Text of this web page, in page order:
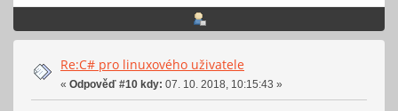
Re:C# pro linuxového uživatele
« Odpověď #10 kdy: 07. 10. 2018, 10:15:43 »